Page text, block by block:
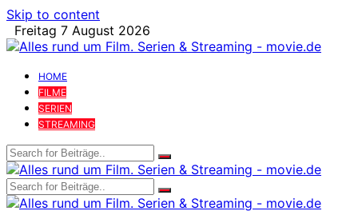
Skip to content
Freitag 7 August 2026
HOME
FILME
SERIEN
STREAMING